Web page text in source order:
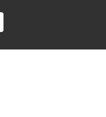
>>